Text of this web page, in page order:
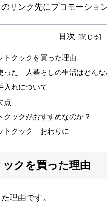
リンク先にプロモーション
目次
トクックを買った理由
った一人暮らしの生活はどんな
入れについて
点
クックがおすすめなのか？
トクック おわりに
クを買った理由
理由です。